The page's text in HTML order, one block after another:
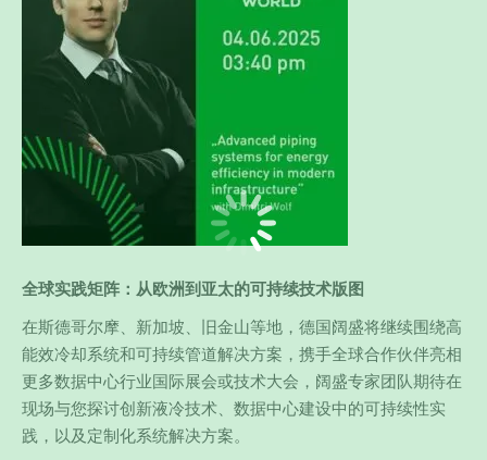
全球实践矩阵：从欧洲到亚太的可持续技术版图​
在斯德哥尔摩、新加坡、旧金山等地，德国阔盛将继续围绕高
能效冷却系统和可持续管道解决方案，携手全球合作伙伴亮相
更多数据中心行业国际展会或技术大会，阔盛专家团队期待在
现场与您探讨创新液冷技术、数据中心建设中的可持续性实
践，以及定制化系统解决方案。